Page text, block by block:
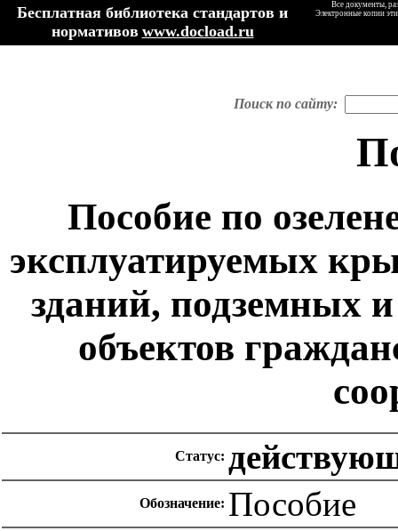
Бесплатная библиотека стандартов и
нормативов www.docload.ru
Все документы,
Электронные копии
Поиск по сайту:
Пособие по
эксплуатируемых
зданий, подземных
объектов
Статус:
Обозначение: Пособие